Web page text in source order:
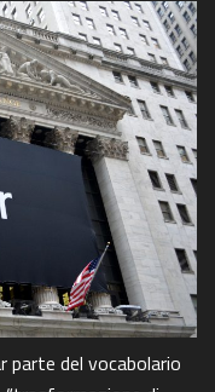
del vocabolario